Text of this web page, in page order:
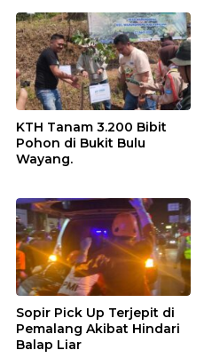
KTH Tanam 3.200 Bibit
Pohon di Bukit Bulu
Wayang.
Sopir Pick Up Terjepit di
Pemalang Akibat Hindari
Balap Liar